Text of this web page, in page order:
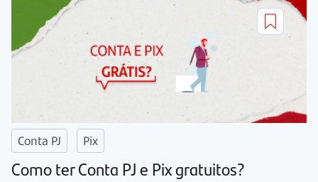
Conta PJ Pix
Como ter Conta PJ e Pix gratuitos?